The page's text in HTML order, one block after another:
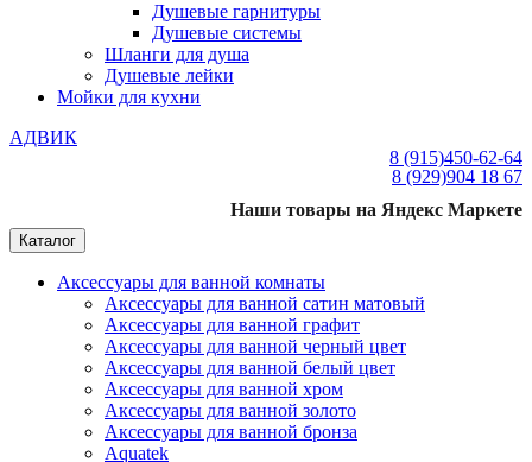
Душевые гарнитуры
Душевые системы
Шланги для душа
Душевые лейки
Мойки для кухни
АДВИК
8 (915)450-62-64
8 (929)904 18 67
Наши товары на Яндекс Маркете
Каталог
Аксессуары для ванной комнаты
Аксессуары для ванной сатин матовый
Аксессуары для ванной графит
Аксессуары для ванной черный цвет
Аксессуары для ванной белый цвет
Аксессуары для ванной хром
Аксессуары для ванной золото
Аксессуары для ванной бронза
Aquatek